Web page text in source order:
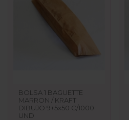
BOLSA 1 BAGUETTE
MARRON / KRAFT
DIBUJO 9+5x50 C/1000
UND